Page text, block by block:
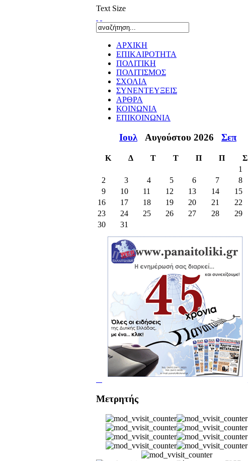
Text Size
ΑΡΧΙΚΗ
ΕΠΙΚΑΙΡΟΤΗΤΑ
ΠΟΛΙΤΙΚΗ
ΠΟΛΙΤΙΣΜΟΣ
ΣΧΟΛΙΑ
ΣΥΝΕΝΤΕΥΞΕΙΣ
ΑΡΘΡΑ
ΚΟΙΝΩΝΙΑ
ΕΠΙΚΟΙΝΩΝΙΑ
Ιουλ Αυγούστου 2026 Σεπ
Κ Δ Τ Τ Π Π
Σ
1
2
3 4 5 6 7
8
9
10 11 12 13 14
15
16
17 18 19 20 21
22
23
24 25 26 27 28
29
30
31
Μετρητής